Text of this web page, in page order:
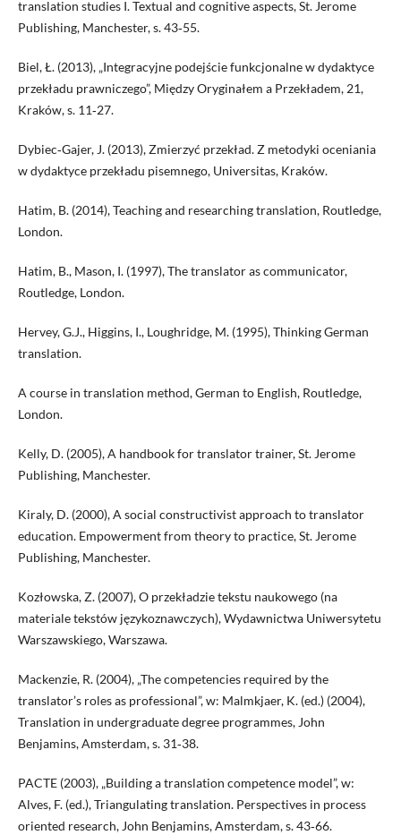
translation studies I. Textual and cognitive aspects, St. Jerome
Publishing, Manchester, s. 43‑55.
Biel, Ł. (2013), „Integracyjne podejście funkcjonalne w dydaktyce
przekładu prawniczego”, Między Oryginałem a Przekładem, 21,
Kraków, s. 11‑27.
Dybiec‑Gajer, J. (2013), Zmierzyć przekład. Z metodyki oceniania
w dydaktyce przekładu pisemnego, Universitas, Kraków.
Hatim, B. (2014), Teaching and researching translation, Routledge,
London.
Hatim, B., Mason, I. (1997), The translator as communicator,
Routledge, London.
Hervey, G.J., Higgins, I., Loughridge, M. (1995), Thinking German
translation.
A course in translation method, German to English, Routledge,
London.
Kelly, D. (2005), A handbook for translator trainer, St. Jerome
Publishing, Manchester.
Kiraly, D. (2000), A social constructivist approach to translator
education. Empowerment from theory to practice, St. Jerome
Publishing, Manchester.
Kozłowska, Z. (2007), O przekładzie tekstu naukowego (na
materiale tekstów językoznawczych), Wydawnictwa Uniwersytetu
Warszawskiego, Warszawa.
Mackenzie, R. (2004), „The competencies required by the
translator’s roles as professional”, w: Malmkjaer, K. (ed.) (2004),
Translation in undergraduate degree programmes, John
Benjamins, Amsterdam, s. 31‑38.
PACTE (2003), „Building a translation competence model”, w:
Alves, F. (ed.), Triangulating translation. Perspectives in process
oriented research, John Benjamins, Amsterdam, s. 43‑66.